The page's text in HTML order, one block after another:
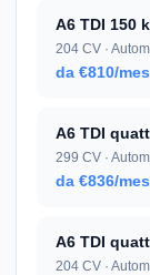
A6 TDI 150
204 CV ·
da €810/
A6 TDI
299 CV ·
da €836/
A6 TDI
204 CV ·